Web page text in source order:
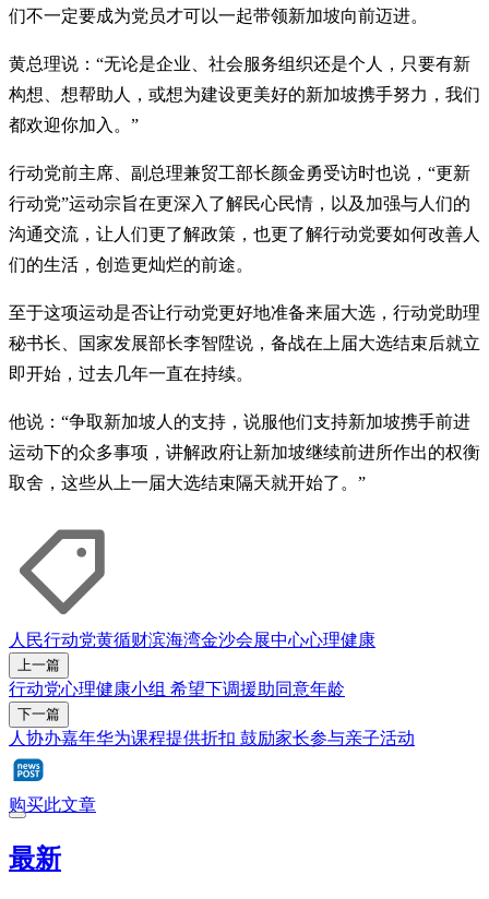
们不一定要成为党员才可以一起带领新加坡向前迈进。
黄总理说：“无论是企业、社会服务组织还是个人，只要有新
构想、想帮助人，或想为建设更美好的新加坡携手努力，我们
都欢迎你加入。”
行动党前主席、副总理兼贸工部长颜金勇受访时也说，“更新
行动党”运动宗旨在更深入了解民心民情，以及加强与人们的
沟通交流，让人们更了解政策，也更了解行动党要如何改善人
们的生活，创造更灿烂的前途。
至于这项运动是否让行动党更好地准备来届大选，行动党助理
秘书长、国家发展部长李智陞说，备战在上届大选结束后就立
即开始，过去几年一直在持续。
他说：“争取新加坡人的支持，说服他们支持新加坡携手前进
运动下的众多事项，讲解政府让新加坡继续前进所作出的权衡
取舍，这些从上一届大选结束隔天就开始了。”
人民行动党黄循财滨海湾金沙会展中心心理健康
上一篇
行动党心理健康小组 希望下调援助同意年龄
下一篇
人协办嘉年华为课程提供折扣 鼓励家长参与亲子活动
购买此文章
最新